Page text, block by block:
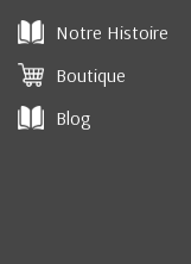
Notre Histoire
Boutique
Blog